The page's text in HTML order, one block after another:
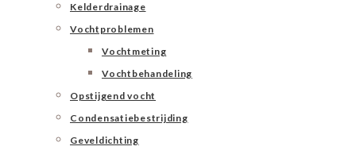
Kelderdrainage
Vochtproblemen
Vochtmeting
Vochtbehandeling
Opstijgend vocht
Condensatiebestrijding
Geveldichting